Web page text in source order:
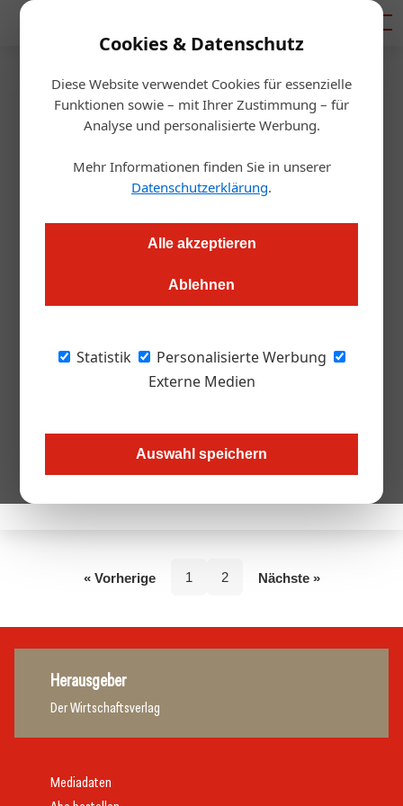
Cookies & Datenschutz
Diese Website verwendet Cookies für essenzielle
Funktionen sowie – mit Ihrer Zustimmung – für
Analyse und personalisierte Werbung.
Mehr Informationen finden Sie in unserer
Datenschutzerklärung.
Alle akzeptieren
Ablehnen
Statistik
Personalisierte Werbung
Externe Medien
Auswahl speichern
Artikel von Von: Harald
Jeschke
Von: Harald Jeschke
Keine Beiträge von diesem Autor.
« Vorherige 1 2 Nächste »
Herausgeber
Der Wirtschaftsverlag
Mediadaten